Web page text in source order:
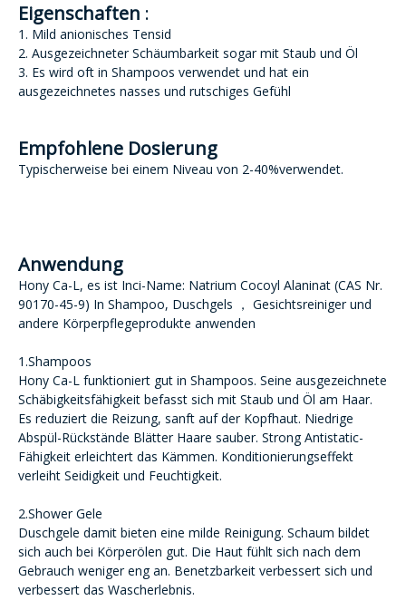
Eigenschaften :
1. Mild anionisches Tensid
2. Ausgezeichneter Schäumbarkeit sogar mit Staub und Öl
3. Es wird oft in Shampoos verwendet und hat ein
ausgezeichnetes nasses und rutschiges Gefühl
Empfohlene Dosierung
Typischerweise bei einem Niveau von 2-40%verwendet.
Anwendung
Hony Ca-L, es ist Inci-Name: Natrium Cocoyl Alaninat (CAS Nr.
90170-45-9) In Shampoo, Duschgels ， Gesichtsreiniger und
andere Körperpflegeprodukte anwenden
1.Shampoos
Hony Ca-L funktioniert gut in Shampoos. Seine ausgezeichnete
Schäbigkeitsfähigkeit befasst sich mit Staub und Öl am Haar.
Es reduziert die Reizung, sanft auf der Kopfhaut. Niedrige
Abspül-Rückstände Blätter Haare sauber. Strong Antistatic-
Fähigkeit erleichtert das Kämmen. Konditionierungseffekt
verleiht Seidigkeit und Feuchtigkeit.
2.Shower Gele
Duschgele damit bieten eine milde Reinigung. Schaum bildet
sich auch bei Körperölen gut. Die Haut fühlt sich nach dem
Gebrauch weniger eng an. Benetzbarkeit verbessert sich und
verbessert das Wascherlebnis.